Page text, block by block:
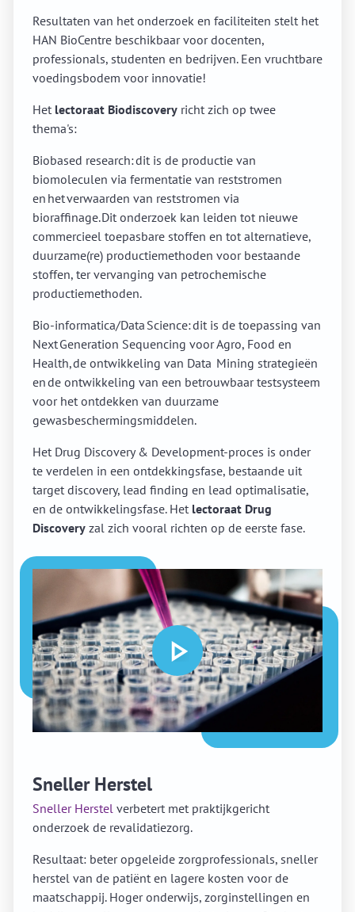
Resultaten van het onderzoek en faciliteiten stelt het
HAN BioCentre beschikbaar voor docenten,
professionals, studenten en bedrijven. Een vruchtbare
voedingsbodem voor innovatie!
Het lectoraat Biodiscovery richt zich op twee
thema's:
Biobased research: dit is de productie van
biomoleculen via fermentatie van reststromen
en het verwaarden van reststromen via
bioraffinage. Dit onderzoek kan leiden tot nieuwe
commercieel toepasbare stoffen en tot alternatieve,
duurzame(re) productiemethoden voor bestaande
stoffen, ter vervanging van petrochemische
productiemethoden.
Bio-informatica/Data Science: dit is de toepassing van
Next Generation Sequencing voor Agro, Food en
Health, de ontwikkeling van Data Mining strategieën
en de ontwikkeling van een betrouwbaar testsysteem
voor het ontdekken van duurzame
gewasbeschermingsmiddelen.
Het Drug Discovery & Development-proces is onder
te verdelen in een ontdekkingsfase, bestaande uit
target discovery, lead finding en lead optimalisatie,
en de ontwikkelingsfase. Het lectoraat Drug
Discovery zal zich vooral richten op de eerste fase.
Sneller Herstel
Sneller Herstel verbetert met praktijkgericht
onderzoek de revalidatiezorg.
Resultaat: beter opgeleide zorgprofessionals, sneller
herstel van de patiënt en lagere kosten voor de
maatschappij. Hoger onderwijs, zorginstellingen en